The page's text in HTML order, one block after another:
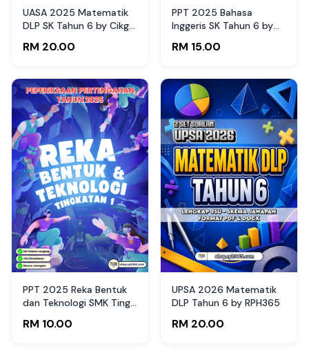
UASA 2025 Matematik
DLP SK Tahun 6 by Cikgu
RM 20.00
PPT 2025 Bahasa
Inggeris SK Tahun 6 by
RM 15.00
PPT 2025 Reka Bentuk
dan Teknologi SMK Ting 1
Pelajar)
RM 10.00
UPSA 2026 Matematik
DLP Tahun 6 by RPH365
RM 20.00